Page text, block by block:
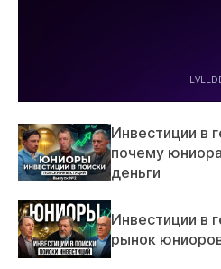
Инвестиции в
почему
деньги
Инвестиции в
рынок